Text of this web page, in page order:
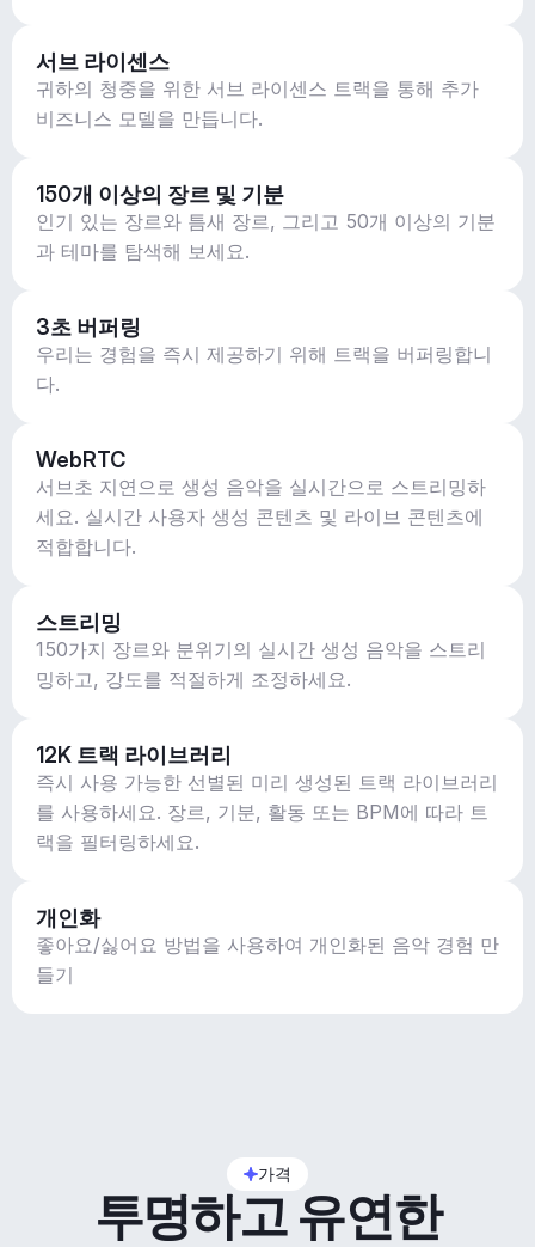
서브 라이센스
귀하의 청중을 위한 서브 라이센스 트랙을 통해 추가
비즈니스 모델을 만듭니다.
150개 이상의 장르 및 기분
인기 있는 장르와 틈새 장르, 그리고 50개 이상의 기분
과 테마를 탐색해 보세요.
3초 버퍼링
우리는 경험을 즉시 제공하기 위해 트랙을 버퍼링합니
다.
WebRTC
서브초 지연으로 생성 음악을 실시간으로 스트리밍하
세요. 실시간 사용자 생성 콘텐츠 및 라이브 콘텐츠에
적합합니다.
스트리밍
150가지 장르와 분위기의 실시간 생성 음악을 스트리
밍하고, 강도를 적절하게 조정하세요.
12K 트랙 라이브러리
즉시 사용 가능한 선별된 미리 생성된 트랙 라이브러리
를 사용하세요. 장르, 기분, 활동 또는 BPM에 따라 트
랙을 필터링하세요.
개인화
좋아요/싫어요 방법을 사용하여 개인화된 음악 경험 만
들기
가격
투명하고 유연한